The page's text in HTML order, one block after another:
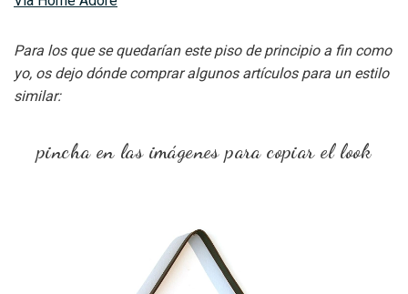
Para los que se quedarían este piso de principio a fin como
yo, os dejo dónde comprar algunos artículos para un estilo
similar:
pincha en las imágenes para copiar el look